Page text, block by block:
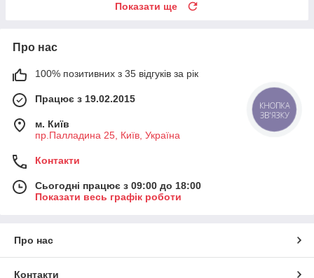
Показати ще
Про нас
100% позитивних з 35 відгуків за рік
Працює з 19.02.2015
м. Київ
пр.Палладина 25, Київ, Україна
Контакти
Сьогодні працює з 09:00 до 18:00
Показати весь графік роботи
Про нас
Контакти
КНОПКА
ЗВ'ЯЗКУ